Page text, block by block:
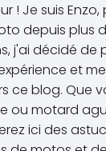
! Je suis
depuis plus
j'ai décidé de
et
ce blog. Que
ou motard
ici des